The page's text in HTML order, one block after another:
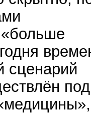
«больше
сценарий
под